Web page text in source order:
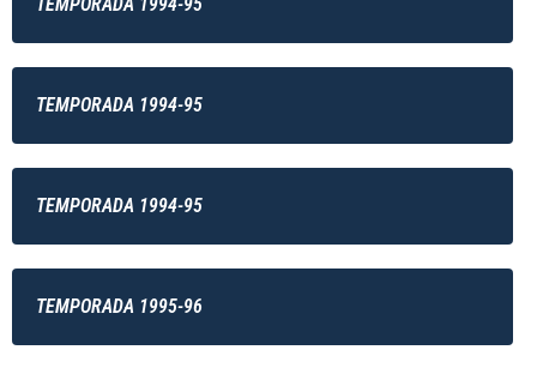
TEMPORADA 1994-95
TEMPORADA 1994-95
TEMPORADA 1995-96